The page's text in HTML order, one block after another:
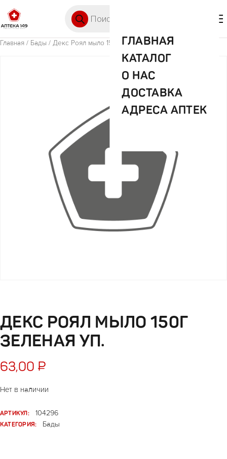
ГЛАВНАЯ
КАТАЛОГ
О НАС
ДОСТАВКА
АДРЕСА АПТЕК
Главная / Бады / Декс Роял мыло 150г Зеленая уп.
ДЕКС РОЯЛ МЫЛО 150Г
ЗЕЛЕНАЯ УП.
63,00 ₽
Нет в наличии
АРТИКУЛ:
104296
КАТЕГОРИЯ:
Бады